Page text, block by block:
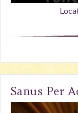
Sanus Per